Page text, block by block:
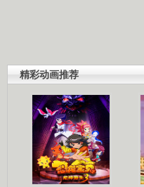
精彩动画推荐